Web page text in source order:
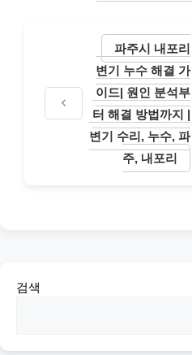
파주시 내포리
변기 누수 해결 가
이드| 원인 분석부
터 해결 방법까지 |
변기 수리, 누수, 파
주, 내포리
검색